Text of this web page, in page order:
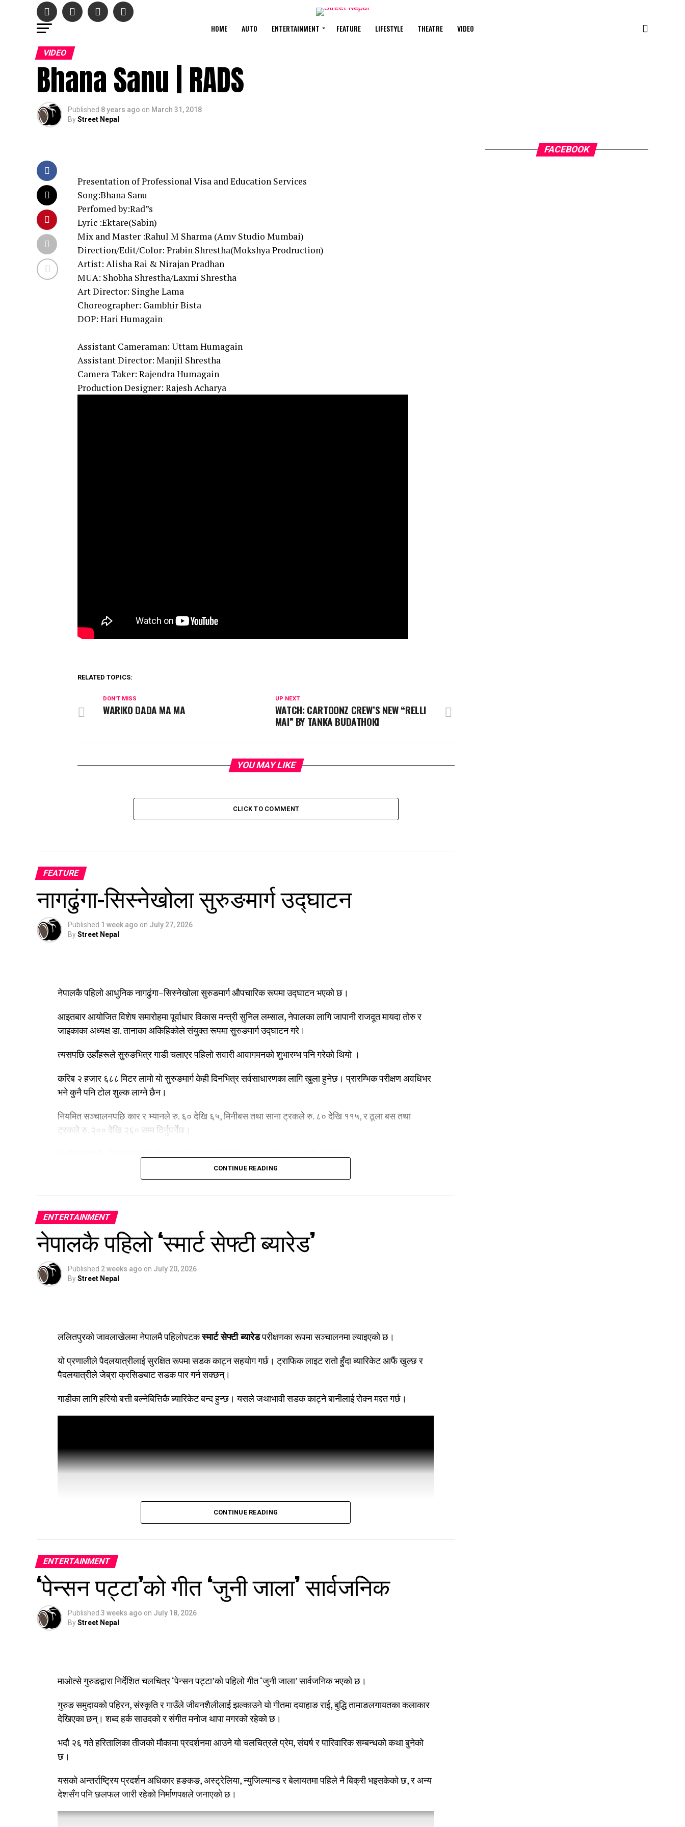
HOME AUTO ENTERTAINMENT FEATURE LIFESTYLE THEATRE VIDEO
VIDEO
Bhana Sanu | RADS
Published 8 years ago on March 31, 2018
ByStreet Nepal
Presentation of Professional Visa and Education Services
Song:Bhana Sanu
Perfomed by:Rad”s
Lyric :Ektare(Sabin)
Mix and Master :Rahul M Sharma (Amv Studio Mumbai)
Direction/Edit/Color: Prabin Shrestha(Mokshya Prodruction)
Artist: Alisha Rai & Nirajan Pradhan
MUA: Shobha Shrestha/Laxmi Shrestha
Art Director: Singhe Lama
Choreographer: Gambhir Bista
DOP: Hari Humagain
Assistant Cameraman: Uttam Humagain
Assistant Director: Manjil Shrestha
Camera Taker: Rajendra Humagain
Production Designer: Rajesh Acharya
RELATED TOPICS:
UP NEXT
WATCH: CARTOONZ CREW’S NEW “RELLI
MAI” BY TANKA BUDATHOKI
DON'T MISS
WARIKO DADA MA MA
YOU MAY LIKE
CLICK TO COMMENT
FEATURE
नागढुंगा–सिस्नेखोला सुरुङमार्ग उद्घाटन
Published 1 week ago on July 27, 2026
ByStreet Nepal
नेपालकै पहिलो आधुनिक नागढुंगा–सिस्नेखोला सुरुङमार्ग औपचारिक रूपमा उद्घाटन भएको छ।
आइतबार आयोजित विशेष समारोहमा पूर्वाधार विकास मन्त्री सुनिल लम्साल, नेपालका लागि जापानी राजदूत मायदा तोरु र
जाइकाका अध्यक्ष डा. तानाका अकिहिकोले संयुक्त रूपमा सुरुङमार्ग उद्घाटन गरे।
त्यसपछि उहाँहरूले सुरुङभित्र गाडी चलाएर पहिलो सवारी आवागमनको शुभारम्भ पनि गरेको थियो ।
करिब २ हजार ६८८ मिटर लामो यो सुरुङमार्ग केही दिनभित्र सर्वसाधारणका लागि खुला हुनेछ। प्रारम्भिक परीक्षण अवधिभर
भने कुनै पनि टोल शुल्क लाग्ने छैन।
नियमित सञ्चालनपछि कार र भ्यानले रु. ६० देखि ६५, मिनीबस तथा साना ट्रकले रु. ८० देखि ११५, र ठूला बस तथा
ट्रकले रु. २०० देखि २६० सम्म तिर्नुपर्नेछ।
सिलान्यास भएको सात बर्ष पछि सुरुंगमार्ग संचालनमा आएको छ।
CONTINUE READING
ENTERTAINMENT
नेपालकै पहिलो ‘स्मार्ट सेफ्टी ब्यारेड’
Published 2 weeks ago on July 20, 2026
ByStreet Nepal
ललितपुरको जावलाखेलमा नेपालमै पहिलोपटकस्मार्ट सेफ्टी ब्यारेडपरीक्षणका रूपमा सञ्चालनमा ल्याइएको छ।
यो प्रणालीले पैदलयात्रीलाई सुरक्षित रूपमा सडक काट्न सहयोग गर्छ। ट्राफिक लाइट रातो हुँदा ब्यारिकेट आफैं खुल्छ र
पैदलयात्रीले जेब्रा क्रसिङबाट सडक पार गर्न सक्छन्।
गाडीका लागि हरियो बत्ती बल्नेबित्तिकै ब्यारिकेट बन्द हुन्छ। यसले जथाभावी सडक काट्ने बानीलाई रोक्न मद्दत गर्छ।
CONTINUE READING
ENTERTAINMENT
‘पेन्सन पट्टा’को गीत ‘जुनी जाला’ सार्वजनिक
Published 3 weeks ago on July 18, 2026
ByStreet Nepal
माओत्से गुरुङद्वारा निर्देशित चलचित्र ‘पेन्सन पट्टा’को पहिलो गीत ‘जुनी जाला’ सार्वजनिक भएको छ।
गुरुङ समुदायको पहिरन, संस्कृति र गाउँले जीवनशैलीलाई झल्काउने यो गीतमा दयाहाङ राई, बुद्धि तामाङलगायतका कलाकार
देखिएका छन्। शब्द हर्क साउदको र संगीत मनोज थापा मगरको रहेको छ।
भदौ २६ गते हरितालिका तीजको मौकामा प्रदर्शनमा आउने यो चलचित्रले प्रेम, संघर्ष र पारिवारिक सम्बन्धको कथा बुनेको
छ।
यसको अन्तर्राष्ट्रिय प्रदर्शन अधिकार हङकङ, अस्ट्रेलिया, न्युजिल्यान्ड र बेलायतमा पहिले नै बिक्री भइसकेको छ, र अन्य
देशसँग पनि छलफल जारी रहेको निर्माणपक्षले जनाएको छ।
FACEBOOK